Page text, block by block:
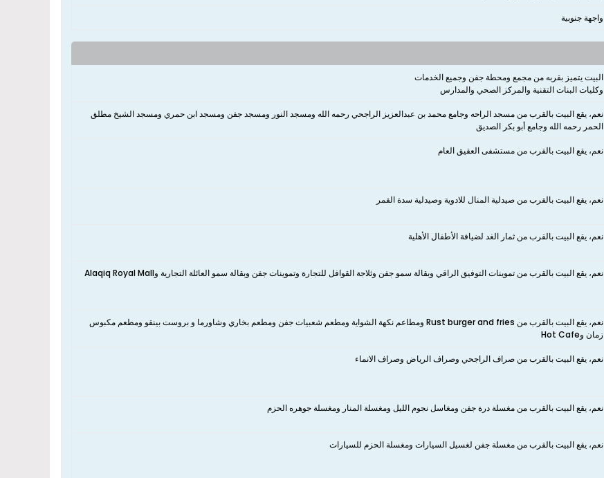
واجهة جنوبية
وكليات البنات التقنية والمركز الصحي والمدارس
نعم، يقع البيت بالقرب من مسجد الراحه وجامع محمد بن عبدالعزيز الراجحي رحمه الله ومسجد النور ومسجد جفن ومسجد ابن حمري ومسجد الشيخ مطلق
الحمر رحمه الله وجامع أبو بكر الصديق
نعم، يقع البيت بالقرب من مستشفى العقيق العام
نعم، يقع البيت بالقرب من صيدلية المنال للادوية وصيدلية سدة القمر
نعم، يقع البيت بالقرب من ثمار الغد لضيافة الأطفال الأهلية
نعم، يقع البيت بالقرب من تموينات التوفيق الراقي وبقالة سمو جفن وثلاجة القوافل للتجارة وتموينات جفن وبقالة سمو العائلة التجارية وAlaqiq Royal Mall
نعم، يقع البيت بالقرب من Rust burger and fries ومطاعم نكهة الشواية ومطعم شعبيات جفن ومطعم بخاري وشاورما و بروست بينقو ومطعم مكبوس
زمان وHot Cafe
نعم، يقع البيت بالقرب من صراف الراجحي وصراف الرياض وصراف الانماء
نعم، يقع البيت بالقرب من مغسلة درة جفن ومغاسل نجوم الليل ومغسلة المنار ومغسلة جوهره الحزم
نعم، يقع البيت بالقرب من مغسلة جفن لغسيل السيارات ومغسلة الحزم للسيارات